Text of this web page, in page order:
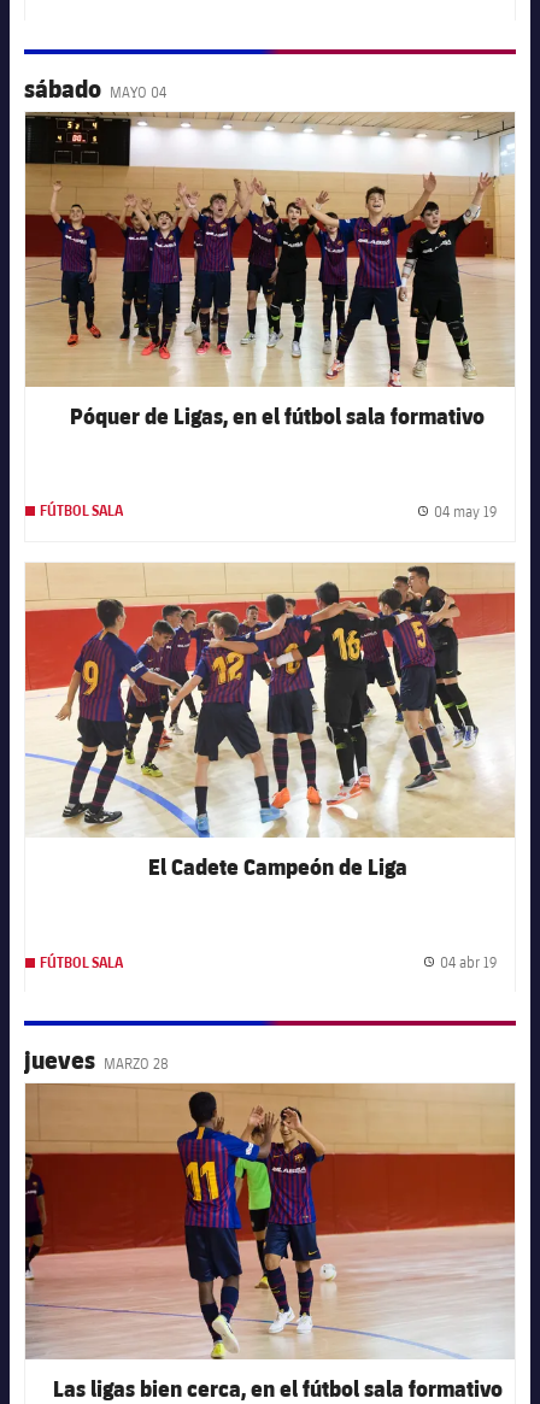
sábado MAYO 04
FC Barcelona club badge
Póquer de Ligas, en el fútbol sala formativo
FÚTBOL SALA 04 may 19
FC Barcelona club badge
El Cadete Campeón de Liga
FÚTBOL SALA 04 abr 19
jueves MARZO 28
Las ligas bien cerca, en el fútbol sala formativo